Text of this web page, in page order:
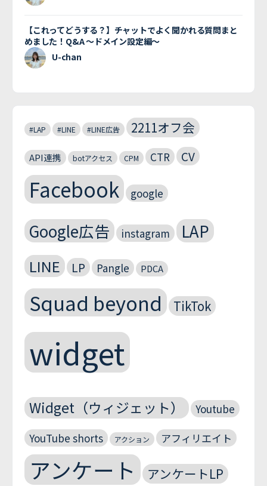
【これってどうする？】チャットでよく聞かれる質問まと
めました！Q&A 〜ドメイン設定編〜
U-chan
#LAP #LINE #LINE広告 2211オフ会
API連携 botアクセス CPM CTR CV
Facebook google
Google広告 instagram LAP
LINE LP Pangle PDCA
Squad beyond TikTok
widget
Widget（ウィジェット）
Youtube
YouTube shorts
アクション アフィリエイト
アンケート アンケートLP